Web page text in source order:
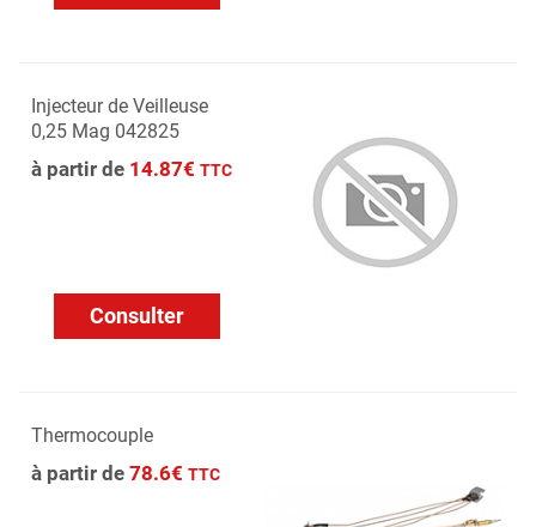
Injecteur de Veilleuse
0,25 Mag 042825
à partir de 14.87€ TTC
Consulter
Thermocouple
à partir de 78.6€ TTC